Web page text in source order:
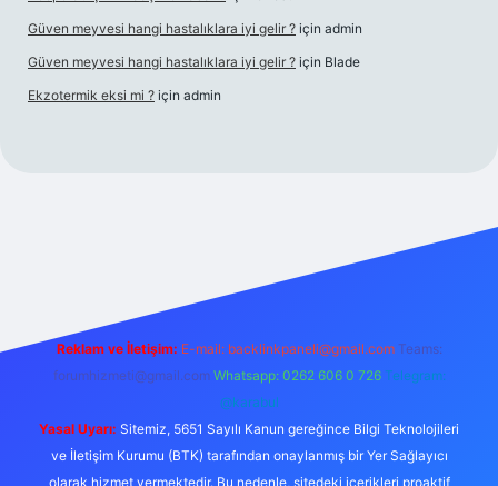
Güven meyvesi hangi hastalıklara iyi gelir ? için admin
Güven meyvesi hangi hastalıklara iyi gelir ? için Blade
Ekzotermik eksi mi ? için admin
Reklam ve İletişim: E-mail: backlinkpaneli@gmail.com Teams:
forumhizmeti@gmail.com Whatsapp: 0262 606 0 726 Telegram:
@karabul
Yasal Uyarı: Sitemiz, 5651 Sayılı Kanun gereğince Bilgi Teknolojileri
ve İletişim Kurumu (BTK) tarafından onaylanmış bir Yer Sağlayıcı
olarak hizmet vermektedir. Bu nedenle, sitedeki içerikleri proaktif